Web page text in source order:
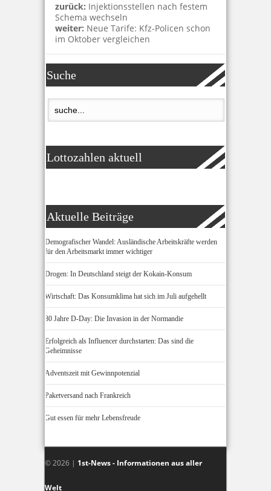
zurück: Injektionsstellen nach festem
Schema wechseln
weiter: Neue Tarife: Kfz-Policen schon
im Oktober vergleichen
Suche
Lottozahlen aktuell
Aktuelle Beiträge
Demografischer Wandel: Ausländische Arbeitskräfte werden
für den Arbeitsmarkt immer wichtiger
Drogen: In Deutschland steigt der Kokain-Konsum
Wirtschaft: Das Konsumklima hat sich im Juli aufgehellt
80 Jahre D-Day: Die Invasion in der Normandie
Erfolgreich als Influencer durchstarten: Das sind die
Geheimnisse
Adventszeit mit Gewinnpotenzial
Paketversand nach Frankreich
Gut essen für mehr Lebensfreude
© 2026 | 1st-News - Informationen aus aller
Welt